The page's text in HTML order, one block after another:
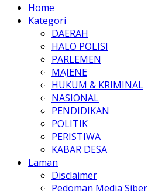
Home
Kategori
DAERAH
HALO POLISI
PARLEMEN
MAJENE
HUKUM & KRIMINAL
NASIONAL
PENDIDIKAN
POLITIK
PERISTIWA
KABAR DESA
Laman
Disclaimer
Pedoman Media Siber